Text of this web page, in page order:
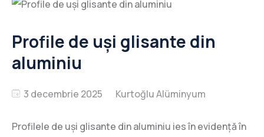
Profile de uși glisante din
aluminiu
3 decembrie 2025
Profilele de uși glisante din aluminiu ies în evidență în